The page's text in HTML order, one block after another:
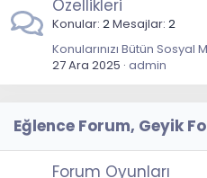
Özellikleri
Konular 2Mesajlar 2
Konularınızı Bütün Sosyal
27 Ara 2025 admin
Eğlence Forum, Geyik
Forum Oyunları